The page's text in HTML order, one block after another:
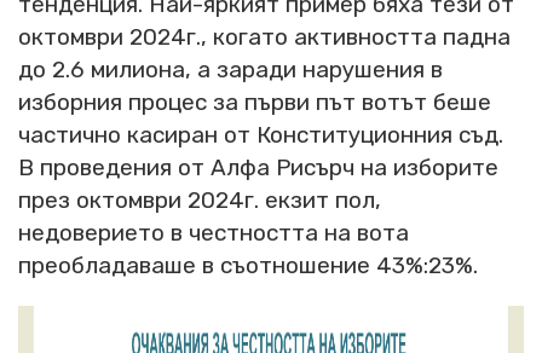
октомври 2024г., когато активността падна
до 2.6 милиона, а заради нарушения в
изборния процес за първи път вотът беше
частично касиран от Конституционния съд.
В проведения от Алфа Рисърч на изборите
през октомври 2024г. екзит пол,
недоверието в честността на вота
преобладаваше в съотношение 43%:23%.